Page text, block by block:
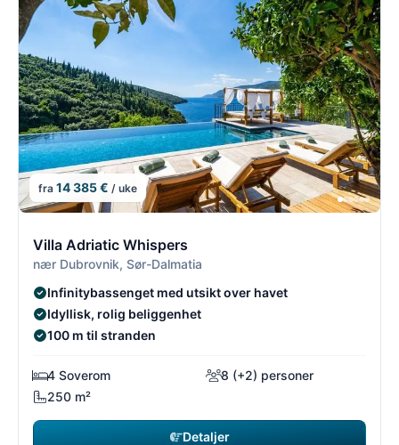
fra 14 385 € / uke
Villa Adriatic Whispers
nær Dubrovnik, Sør-Dalmatia
Infinitybassenget med utsikt over havet
Idyllisk, rolig beliggenhet
100 m til stranden
4 Soverom
8 (+2) personer
250 m²
Detaljer